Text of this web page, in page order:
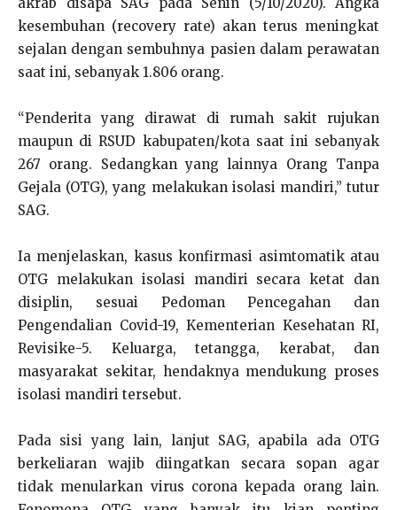
kesembuhan (recovery rate) akan terus meningkat
sejalan dengan sembuhnya pasien dalam perawatan
saat ini, sebanyak 1.806 orang.
“Penderita yang dirawat di rumah sakit rujukan
maupun di RSUD kabupaten/kota saat ini sebanyak
267 orang. Sedangkan yang lainnya Orang Tanpa
Gejala (OTG), yang melakukan isolasi mandiri,” tutur
SAG.
Ia menjelaskan, kasus konfirmasi asimtomatik atau
OTG melakukan isolasi mandiri secara ketat dan
disiplin, sesuai Pedoman Pencegahan dan
Pengendalian Covid-19, Kementerian Kesehatan RI,
Revisike-5. Keluarga, tetangga, kerabat, dan
masyarakat sekitar, hendaknya mendukung proses
isolasi mandiri tersebut.
Pada sisi yang lain, lanjut SAG, apabila ada OTG
berkeliaran wajib diingatkan secara sopan agar
tidak menularkan virus corona kepada orang lain.